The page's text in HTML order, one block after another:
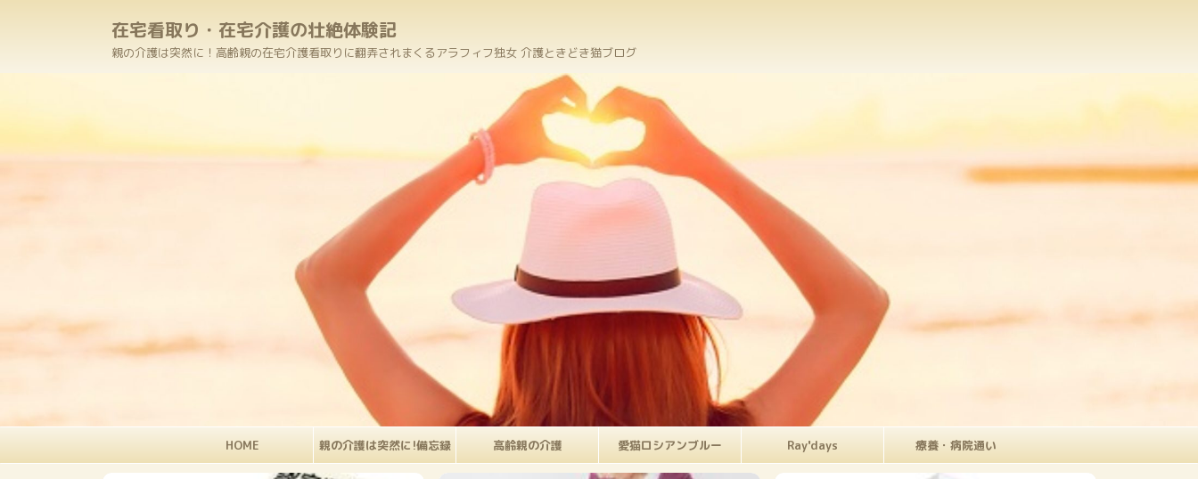
在宅看取り・在宅介護の壮絶体験記
親の介護は突然に！高齢親の在宅介護看取りに翻弄されまくるアラフィフ独女 介護ときどき猫ブログ
HOME 親の介護は突然に!備忘録 高齢親の介護 愛猫ロシアンブルー Ray'days 療養・病院通い